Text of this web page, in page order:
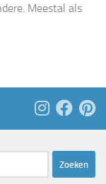
Meestal als